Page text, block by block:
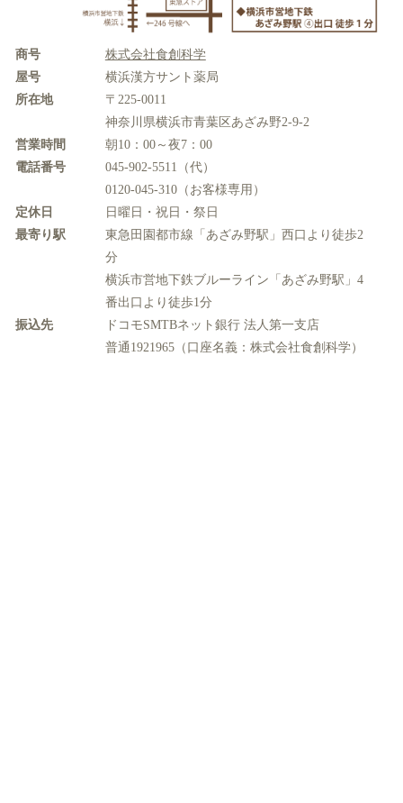
商号 株式会社食創科学
屋号 横浜漢方サント薬局
所在地
〒225-0011
神奈川県横浜市青葉区あざみ野2-9-2
営業時間 朝10：00～夜7：00
電話番号
045-902-5511（代）
0120-045-310（お客様専用）
定休日 日曜日・祝日・祭日
最寄り駅 東急田園都市線 「あざみ野駅」西口より徒歩2
分
横浜市営地下鉄ブルーライン 「あざみ野駅」4
番出口より徒歩1分
振込先
ドコモSMTBネット銀行 法人第一支店
普通1921965（口座名義：株式会社食創科学）